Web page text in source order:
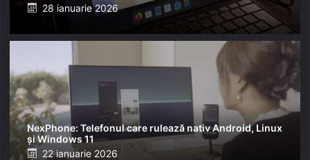
Posted
28 ianuarie 2026
NexPhone: Telefonul care rulează nativ Android, Linux
și Windows 11
Posted
22 ianuarie 2026